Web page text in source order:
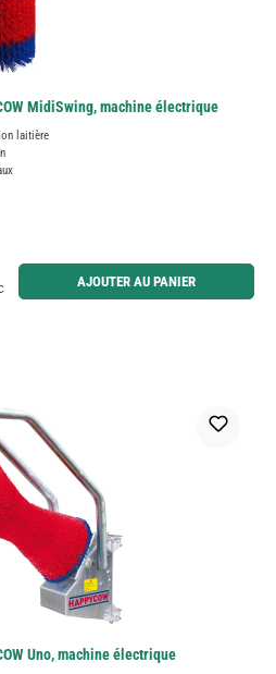
MidiSwing, machine électrique
laitière
ou utilisez les boutons pour augmenter ou
AJOUTER AU PANIER
Uno, machine électrique